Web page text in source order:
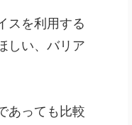
スを利用する
しい、バリア
あっても比較